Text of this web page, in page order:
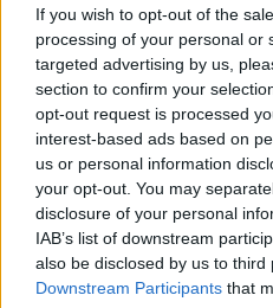
If you wish to opt-out of the
processing of your personal or
targeted advertising by us,
section to confirm your
opt-out request is processed
interest-based ads based on
us or personal information
your opt-out. You may
disclosure of your personal
IAB’s list of downstream
also be disclosed by us to third
Downstream Participants that
Προσθέστε το
Πλάι στακεφαλοχώρια
Αρκαδίας, τη Βυτίνα
μικρό πετρόχτιστο
αρχοντιά προσελκύει
κάθε χρόνο, ειδικά